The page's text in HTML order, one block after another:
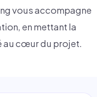
vous accompagne
en mettant la
cœur du projet.